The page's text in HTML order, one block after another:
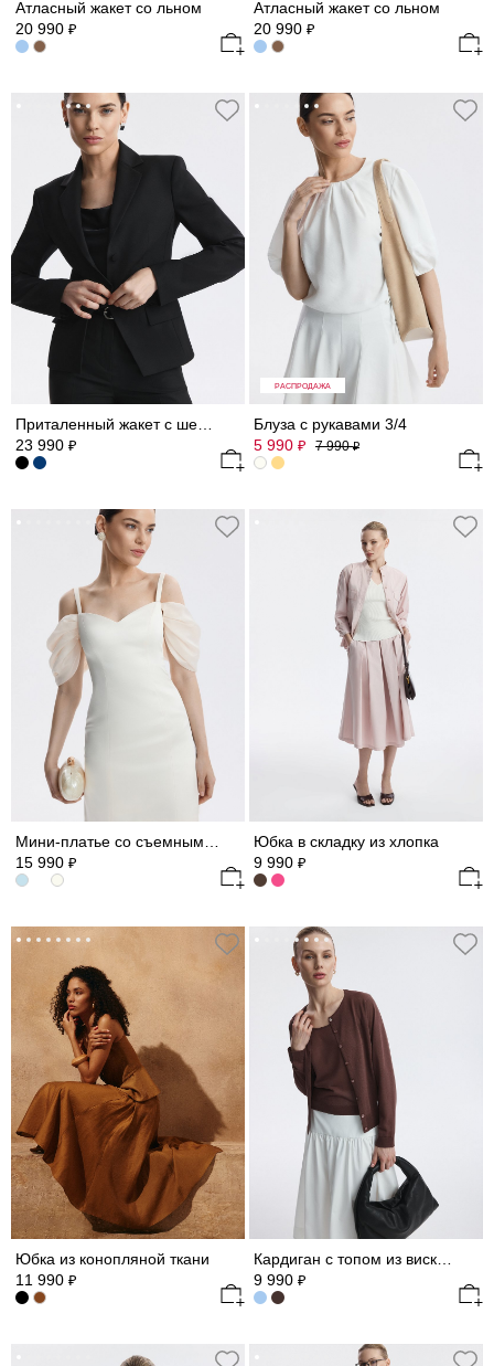
Атласный жакет со льном
20 990 ₽
Атласный жакет со льном
20 990 ₽
Приталенный жакет с шерстью
23 990 ₽
РАСПРОДАЖА
Блуза с рукавами 3/4
5 990 ₽ 7 990₽
15 990 ₽
Юбка в складку из хлопка
9 990 ₽
Юбка из конопляной ткани
11 990 ₽
9 990 ₽